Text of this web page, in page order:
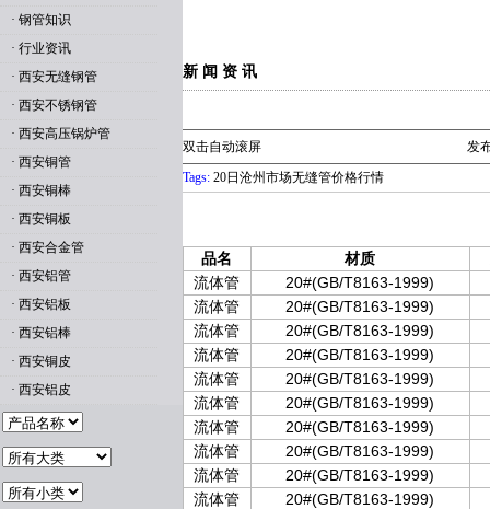
· 钢管知识
· 行业资讯
· 西安无缝钢管
· 西安不锈钢管
· 西安高压锅炉管
· 西安铜管
· 西安铜棒
· 西安铜板
· 西安合金管
· 西安铝管
· 西安铝板
· 西安铝棒
· 西安铜皮
· 西安铝皮
新 闻 资 讯
双击自动滚屏
发
Tags: 20日沧州市场无缝管价格行情
品名
材质
流体管
20#(GB/T8163-1999)
流体管
20#(GB/T8163-1999)
流体管
20#(GB/T8163-1999)
流体管
20#(GB/T8163-1999)
流体管
20#(GB/T8163-1999)
流体管
20#(GB/T8163-1999)
流体管
20#(GB/T8163-1999)
流体管
20#(GB/T8163-1999)
流体管
20#(GB/T8163-1999)
流体管
20#(GB/T8163-1999)